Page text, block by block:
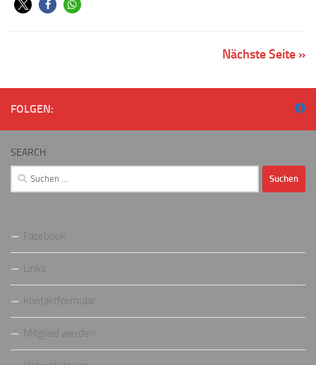
Nächste Seite »
FOLGEN:
SEARCH
Suchen
nach:
Facebook
Links
Kontaktformular
Mitglied werden